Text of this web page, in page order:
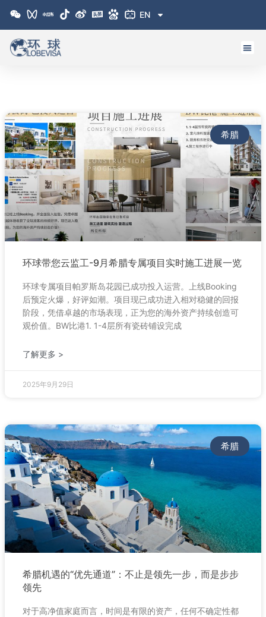
EN
希腊
环球带您云监工-9月希腊专属项目实时施工进展一览
环球专属项目帕罗斯岛花园已成功投入运营。上线Booking
后预定火爆，好评如潮。项目现已成功进入相对稳健的回报
阶段，凭借卓越的市场表现，正为您的海外资产持续创造可
观价值。BW比港1. 1-4层所有瓷砖铺设完成
了解更多 >
2025年9月29日
希腊
希腊机遇的“优先通道”：不止是领先一步，而是步步
领先
对于高净值家庭而言，时间是有限的资产，任何不确定性都
PagePage